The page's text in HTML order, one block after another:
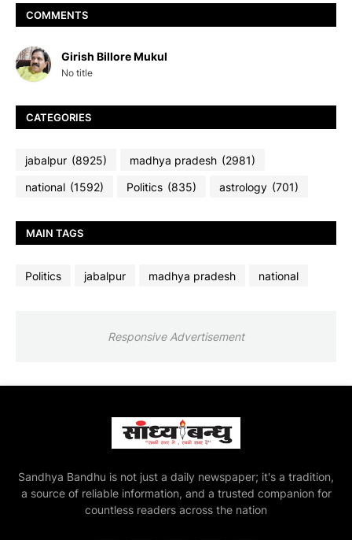
COMMENTS
Girish Billore Mukul
No title
CATEGORIES
jabalpur (8925) madhya pradesh (2981)
national (1592) Politics (835) astrology (701)
MAIN TAGS
Politics jabalpur madhya pradesh national
Responsive Advertisement
Sandhya Bandhu is not just a daily newspaper; it's a tradition,
a source of reliable information, and a trusted companion for
countless readers across the nation